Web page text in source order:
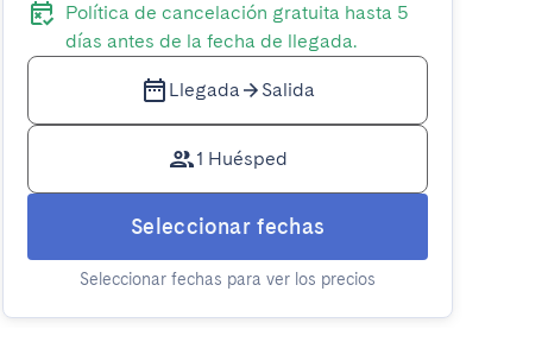
Política de cancelación gratuita hasta 5
días antes de la fecha de llegada.
Llegada Salida
1 Huésped
Seleccionar fechas
Seleccionar fechas para ver los precios